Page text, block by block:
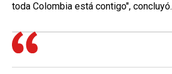
toda Colombia está contigo", concluyó.